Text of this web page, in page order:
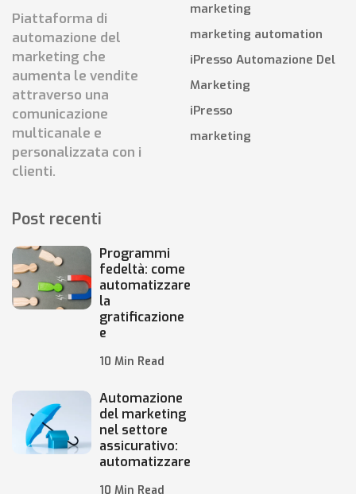
Piattaforma di
automazione del
marketing che
aumenta le vendite
attraverso una
comunicazione
multicanale e
personalizzata con i
clienti.
marketing
marketing automation
iPresso Automazione Del
Marketing
iPresso
marketing
Post recenti
Programmi
fedeltà: come
automatizzare
la
gratificazione
e
10 Min Read
Automazione
del marketing
nel settore
assicurativo:
automatizzare
10 Min Read